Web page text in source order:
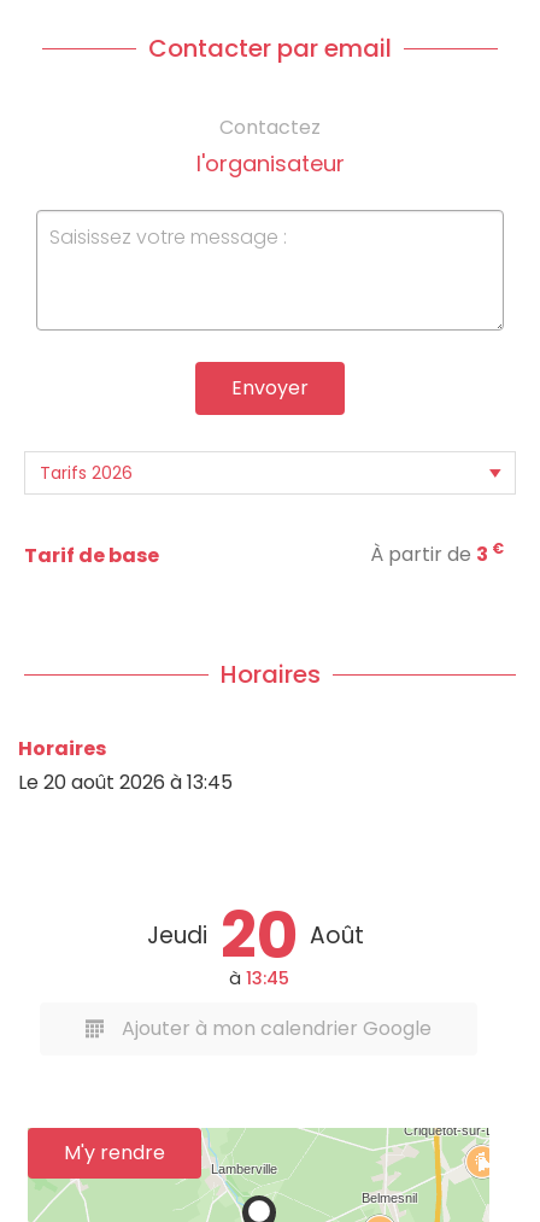
Contacter par email
Contactez
l'organisateur
Envoyer
Tarif de base À partir de 3 €
Horaires
Horaires
Le20 août 2026 à 13:45
Jeudi 20 Août
à 13:45
Ajouter à mon calendrier Google
M'y rendre